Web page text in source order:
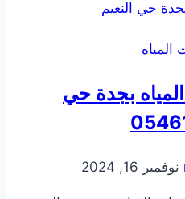
بجدة حي
نوفمبر 16, 2024